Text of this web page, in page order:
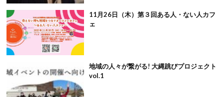
11月26日（木）第３回ある人・ない人カフ
ェ
地域の人々が繋がる! 大縄跳びプロジェクト
vol.1